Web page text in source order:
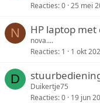
Reacties 0 25 mei
N HP laptop
nova....
Reacties 1 1 okt
D
Duikertje75
Reacties 0 19 jun